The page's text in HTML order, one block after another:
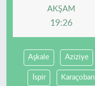
AKŞAM
19:26
Aşkale Aziziye
İspir Karaçoban